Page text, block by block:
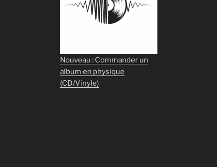
Nouveau : Commander un
album en physique
(CD/Vinyle)